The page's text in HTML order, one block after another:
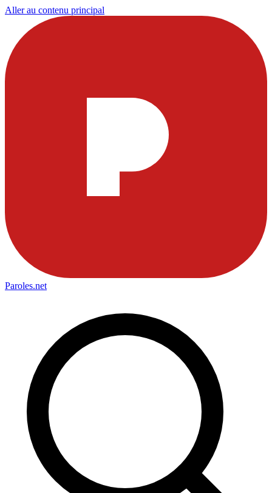
Aller au contenu principal
Paroles.net